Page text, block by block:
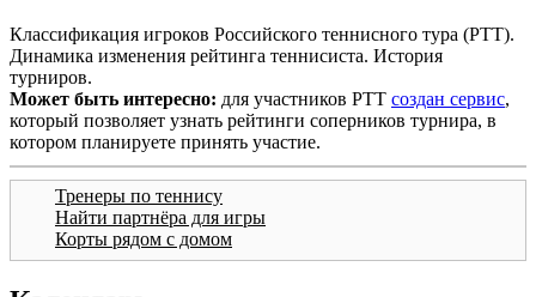
Классификация игроков Российского теннисного тура (РТТ).
Динамика изменения рейтинга теннисиста. История
турниров.
Может быть интересно: для участников РТТ создан сервис,
который позволяет узнать рейтинги соперников турнира, в
котором планируете принять участие.
Тренеры по теннису
Найти партнёра для игры
Корты рядом с домом